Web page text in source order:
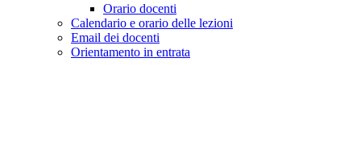
Orario docenti
Calendario e orario delle lezioni
Email dei docenti
Orientamento in entrata